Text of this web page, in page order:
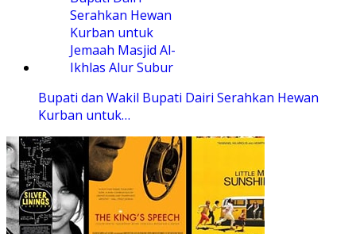
Bupati dan Wakil Bupati Dairi Serahkan Hewan
Kurban untuk…